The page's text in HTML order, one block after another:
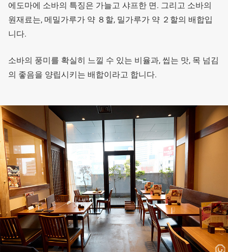
에도마에 소바의 특징은 가늘고 샤프한 면. 그리고 소바의
원재료는, 메밀가루가 약 ８할, 밀가루가 약 ２할의 배합입
니다.
소바의 풍미를 확실히 느낄 수 있는 비율과, 씹는 맛, 목 넘김
의 좋음을 양립시키는 배합이라고 합니다.